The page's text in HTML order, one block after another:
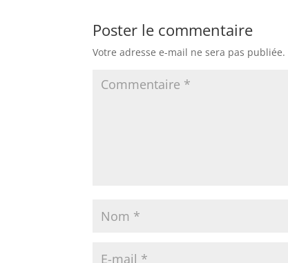
Poster le commentaire
Votre adresse e-mail ne sera pas publiée.